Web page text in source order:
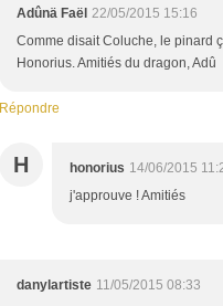
Adûnä Faël 22/05/2015 15:16
Comme disait Coluche, le pinard
Honorius. Amitiés du dragon, Adû
Répondre
H honorius 14/06/2015
j'approuve ! Amitiés
danylartiste 11/05/2015 08:33